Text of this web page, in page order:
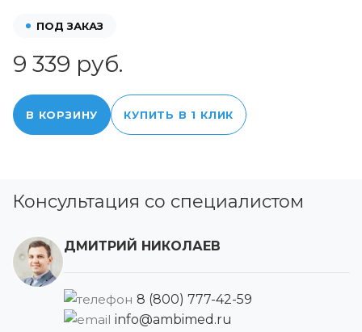
ПОД ЗАКАЗ
9 339 руб.
В КОРЗИНУ КУПИТЬ В 1 КЛИК
Консультация со специалистом
ДМИТРИЙ НИКОЛАЕВ
8 (800) 777-42-59
info@ambimed.ru